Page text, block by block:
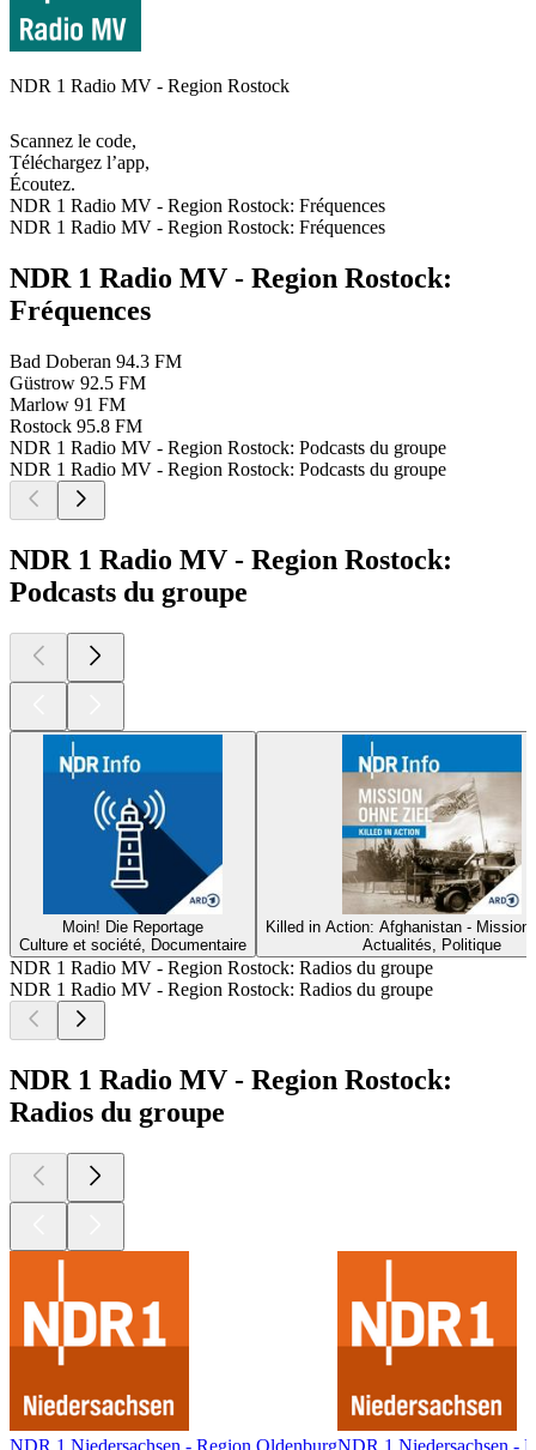
NDR 1 Radio MV - Region Rostock
Scannez le code,
Téléchargez l’app,
Écoutez.
NDR 1 Radio MV - Region Rostock: Fréquences
NDR 1 Radio MV - Region Rostock: Fréquences
NDR 1 Radio MV - Region Rostock:
Fréquences
Bad Doberan 94.3 FM
Güstrow 92.5 FM
Marlow 91 FM
Rostock 95.8 FM
NDR 1 Radio MV - Region Rostock: Podcasts du groupe
NDR 1 Radio MV - Region Rostock: Podcasts du groupe
NDR 1 Radio MV - Region Rostock:
Podcasts du groupe
Moin! Die Reportage
Culture et société, Documentaire
Killed in Action: Afghanistan - Mission
Actualités, Politique
NDR 1 Radio MV - Region Rostock: Radios du groupe
NDR 1 Radio MV - Region Rostock: Radios du groupe
NDR 1 Radio MV - Region Rostock:
Radios du groupe
NDR 1 Niedersachsen - Region OldenburgNDR 1 Niedersachsen -